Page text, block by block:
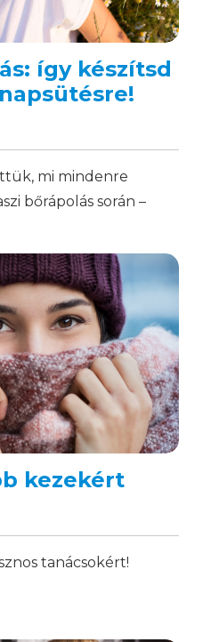
így készítsd
mi mindenre
bőrápolás során –
kezekért
tanácsokért!